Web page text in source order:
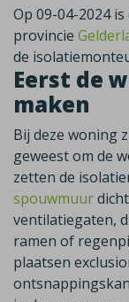
Op 09-04-2024
provincie
de
Eerst de
maken
Bij deze woning
geweest om de
zetten de
spouwmuur
ventilatiegaten,
ramen of
plaatsen